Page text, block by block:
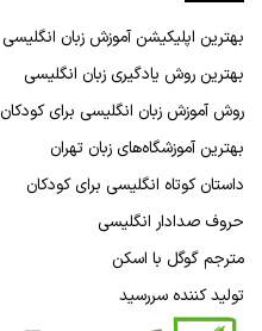
بهترین اپلیکیشن آموزش زبان انگلیسی
بهترین روش یادگیری زبان انگلیسی
روش آموزش زبان انگلیسی برای کودکان
بهترین آموزشگاه‌های زبان تهران
داستان کوتاه انگلیسی برای کودکان
حروف صدادار انگلیسی
مترجم گوگل با اسکن
تولید کننده سررسید